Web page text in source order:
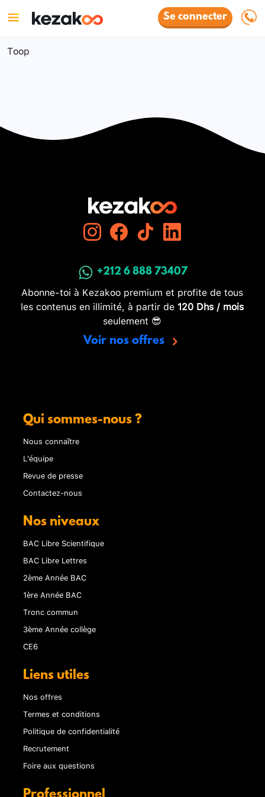
Se connecter
Toop
+212 6 888 73407
Abonne-toi à Kezakoo premium et profite de tous
les contenus en illimité, à partir de 120 Dhs / mois
seulement 😎
Voir nos offres
Qui sommes-nous ?
Nous connaître
L'équipe
Revue de presse
Contactez-nous
Nos niveaux
BAC Libre Scientifique
BAC Libre Lettres
2ème Année BAC
1ère Année BAC
Tronc commun
3ème Année collège
CE6
Liens utiles
Nos offres
Termes et conditions
Politique de confidentialité
Recrutement
Foire aux questions